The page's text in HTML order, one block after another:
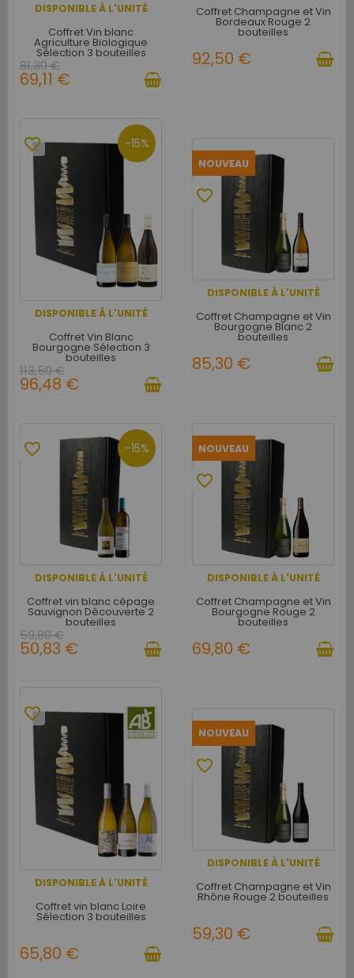
DISPONIBLE À L'UNITÉ
Coffret Vin blanc
Agriculture Biologique
Sélection 3 bouteilles
81,30 €
69,11 €
Coffret Champagne et Vin
Bordeaux Rouge 2
bouteilles
92,50 €
-15%
DISPONIBLE À L'UNITÉ
favorite_border
Coffret Vin Blanc
Bourgogne Sélection 3
bouteilles
113,50 €
96,48 €
NOUVEAU
DISPONIBLE À L'UNITÉ
favorite_border
Coffret Champagne et Vin
Bourgogne Blanc 2
bouteilles
85,30 €
-15%
DISPONIBLE À L'UNITÉ
favorite_border
Coffret vin blanc cépage
Sauvignon Découverte 2
bouteilles
59,80 €
50,83 €
NOUVEAU
DISPONIBLE À L'UNITÉ
favorite_border
Coffret Champagne et Vin
Bourgogne Rouge 2
bouteilles
69,80 €
DISPONIBLE À L'UNITÉ
favorite_border
Coffret vin blanc Loire
Sélection 3 bouteilles
65,80 €
NOUVEAU
DISPONIBLE À L'UNITÉ
favorite_border
Coffret Champagne et Vin
Rhône Rouge 2 bouteilles
59,30 €